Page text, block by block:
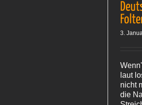
3.
laut
nicht
die